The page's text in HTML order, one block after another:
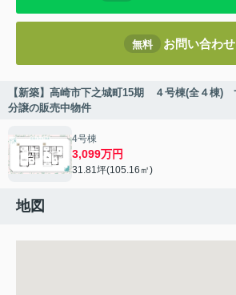
無料 お問い合わせ
【新築】高崎市下之城町15期 ４号棟(全４棟
分譲の販売中物件
4号棟
3,099万円
31.81坪(105.16㎡)
地図